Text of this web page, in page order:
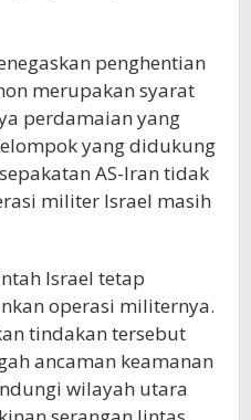
penghentian
merupakan syarat
perdamaian yang
yang didukung
AS-Iran tidak
militer Israel masih
Israel tetap
operasi militernya.
tindakan tersebut
ancaman keamanan
wilayah utara